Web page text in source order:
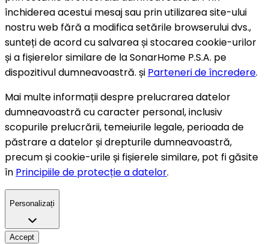
închiderea acestui mesaj sau prin utilizarea site-ului
nostru web fără a modifica setările browserului dvs.,
sunteți de acord cu salvarea și stocarea cookie-urilor
și a fișierelor similare de la SonarHome P.S.A. pe
dispozitivul dumneavoastră. și Parteneri de încredere.
Mai multe informații despre prelucrarea datelor
dumneavoastră cu caracter personal, inclusiv
scopurile prelucrării, temeiurile legale, perioada de
păstrare a datelor și drepturile dumneavoastră,
precum și cookie-urile și fișierele similare, pot fi găsite
în Principiile de protecție a datelor.
Personalizați
Accept